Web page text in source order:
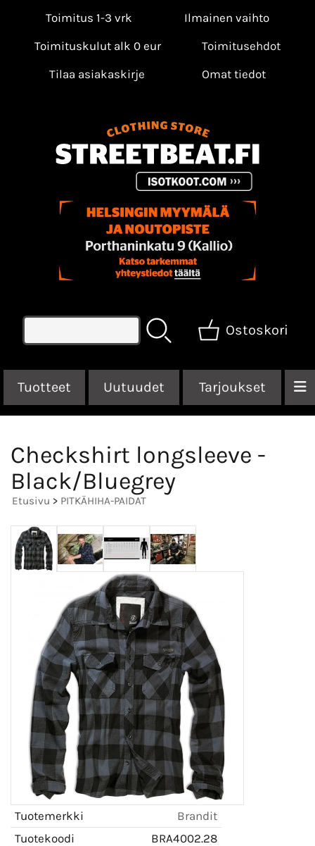
Toimitus 1-3 vrk
Ilmainen vaihto
Toimituskulut alk 0 eur
Toimitusehdot
Tilaa asiakaskirje
Omat tiedot
Ostoskori
Tuotteet Uutuudet Tarjoukset
Checkshirt longsleeve -
Black/Bluegrey
Etusivu > PITKÄHIHA-PAIDAT
Tuotemerkki
Brandit
Tuotekoodi
BRA4002.28